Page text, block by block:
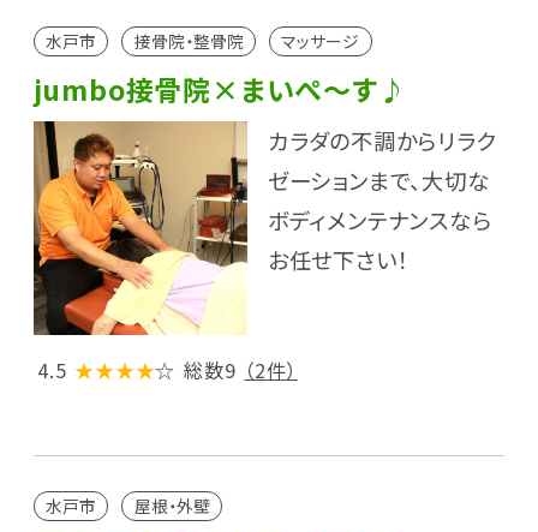
水戸市 接骨院・整骨院 マッサージ
jumbo接骨院×まいぺ～す♪
カラダの不調からリラク
ゼーションまで、大切な
ボディメンテナンスなら
お任せ下さい！
4.5 ★★★★☆ 総数9 （2件）
水戸市 屋根・外壁